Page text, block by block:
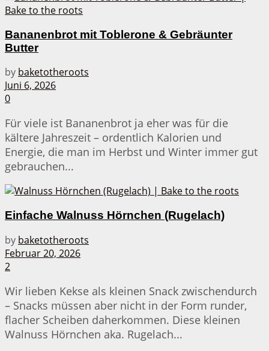
Bananenbrot mit Toblerone & Gebräunter
Butter
by baketotheroots
Juni 6, 2026
0
Für viele ist Bananenbrot ja eher was für die
kältere Jahreszeit – ordentlich Kalorien und
Energie, die man im Herbst und Winter immer gut
gebrauchen...
Einfache Walnuss Hörnchen (Rugelach)
by baketotheroots
Februar 20, 2026
2
Wir lieben Kekse als kleinen Snack zwischendurch
– Snacks müssen aber nicht in der Form runder,
flacher Scheiben daherkommen. Diese kleinen
Walnuss Hörnchen aka. Rugelach...